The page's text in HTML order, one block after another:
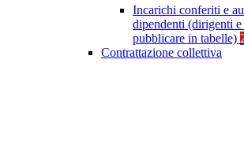
Incarichi conferiti e
dipendenti (dirigenti
pubblicare in tabelle)
Contrattazione collettiva